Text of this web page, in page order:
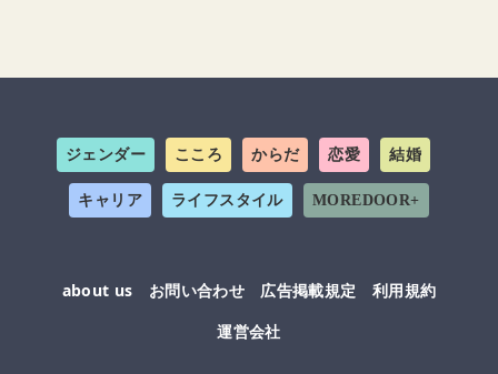
ジェンダー こころ からだ 恋愛 結婚
キャリア ライフスタイル MOREDOOR+
about us お問い合わせ 広告掲載規定
利用規約
運営会社